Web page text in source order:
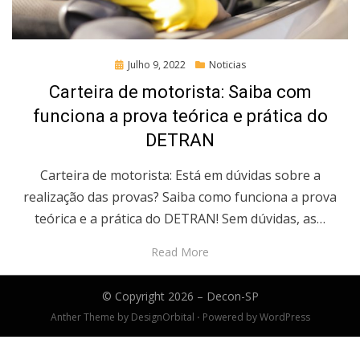
Posted
Julho 9, 2022 Noticias
Carteira de motorista: Saiba com
funciona a prova teórica e prática do
DETRAN
Carteira de motorista: Está em dúvidas sobre a
realização das provas? Saiba como funciona a prova
teórica e a prática do DETRAN! Sem dúvidas, as…
Read More
© Copyright 2026 – Decon-SP
Anther Theme by DesignOrbital ⋅ Powered byWordPress